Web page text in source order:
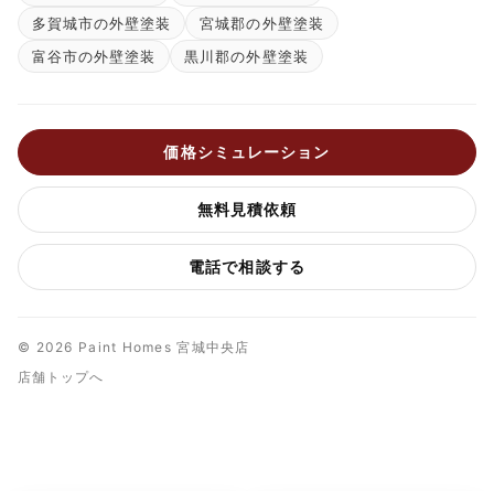
多賀城市の外壁塗装
宮城郡の外壁塗装
富谷市の外壁塗装
黒川郡の外壁塗装
価格シミュレーション
無料見積依頼
電話で相談する
© 2026 Paint Homes 宮城中央店
店舗トップへ